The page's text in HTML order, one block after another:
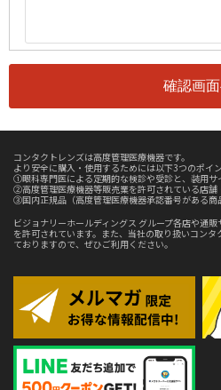
コンタクトレンズは高度管理医療機器です。
より安全に購入・使用するためには以下3つのポイ
①眼科専門医による定期的な検診や受診と、装用サ
②高度管理医療機器等販売業を許可されている店舗
③国内正規品（高度管理医療機器承認番号がある商
ビジョナリーホールディングス グループ各店や通
を許可されています。また、当社の取り扱いコン
ておりますので、ぜひご利用ください。